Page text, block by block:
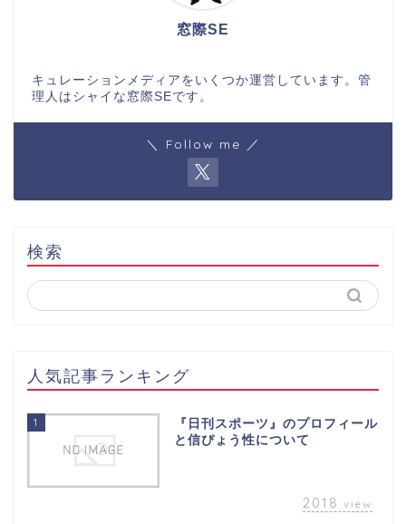
窓際SE
キュレーションメディアをいくつか運営しています。管
理人はシャイな窓際SEです。
＼ Follow me ／
検索
人気記事ランキング
1
『日刊スポーツ』のプロフィール
と信ぴょう性について
2018 view